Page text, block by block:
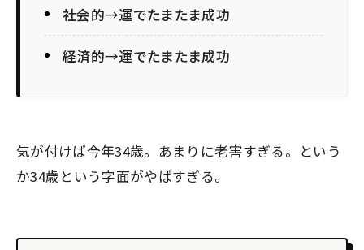
社会的→運でたまたま成功
経済的→運でたまたま成功
気が付けば今年34歳。あまりに老害すぎる。という
か34歳という字面がやばすぎる。